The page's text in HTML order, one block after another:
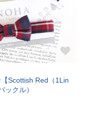
Scottish Red（1Lin
ックル）